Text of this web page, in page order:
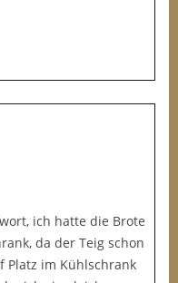
ich hatte die Brote
da der Teig schon
Platz im Kühlschrank